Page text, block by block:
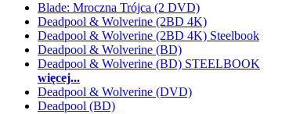
Blade: Mroczna Trójca (2 DVD)
Deadpool & Wolverine (2BD 4K)
Deadpool & Wolverine (2BD 4K) Steelbook
Deadpool & Wolverine (BD)
Deadpool & Wolverine (BD) STEELBOOK
więcej...
Deadpool & Wolverine (DVD)
Deadpool (BD)